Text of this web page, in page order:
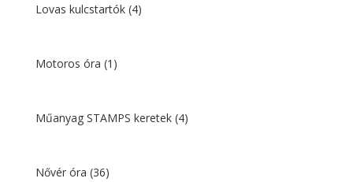
Lovas kulcstartók (4)
Motoros óra (1)
Műanyag STAMPS keretek (4)
Nővér óra (36)